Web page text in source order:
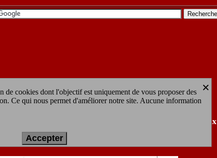
×
cookies dont l'objectif est uniquement de vous proposer des
Ce qui nous permet d'améliorer notre site. Aucune information
Accepter
: Franklin fait ses devoirs avec maitre hiboux